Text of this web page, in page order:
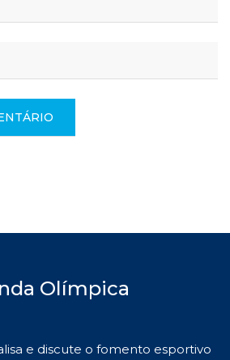
Olímpica
e discute o fomento esportivo